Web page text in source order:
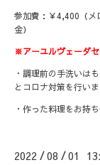
参加費：￥4,400（メ
金）
※アーユルヴェーダ
・調理前の手洗いは
とコロナ対策を行いま
・作った料理をお持
2022 /08 /01